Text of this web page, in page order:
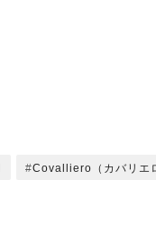
Covalliero（カバリエ